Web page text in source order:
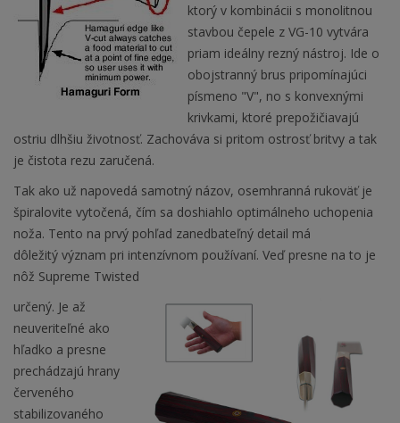
ktorý v kombinácii s monolitnou
stavbou čepele z VG-10 vytvára
priam ideálny rezný nástroj. Ide o
obojstranný brus pripomínajúci
písmeno "V", no s konvexnými
krivkami, ktoré prepožičiavajú
ostriu dlhšiu životnosť. Zachováva si pritom ostrosť britvy a tak
je čistota rezu zaručená.
Tak ako už napovedá samotný názov, osemhranná rukoväť je
špiralovite vytočená, čím sa doshiahlo optimálneho uchopenia
noža. Tento na prvý pohľad zanedbateľný detail má
dôležitý význam pri intenzívnom používaní. Veď presne na to je
nôž Supreme Twisted
určený. Je až
neuveriteľné ako
hľadko a presne
prechádzajú hrany
červeného
stabilizovaného